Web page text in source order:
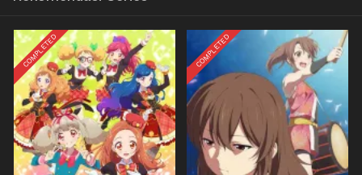
COMPLETED COMPLETED